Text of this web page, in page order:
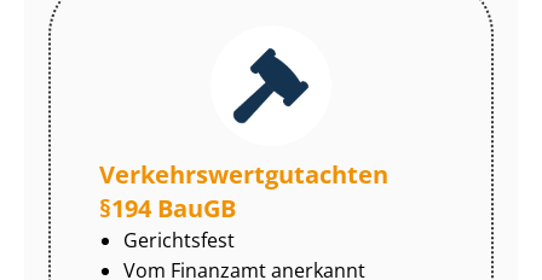
Ver­kehrs­wert­gut­ach­ten
§194 BauGB
Gerichtsfest
Vom Finanzamt anerkannt